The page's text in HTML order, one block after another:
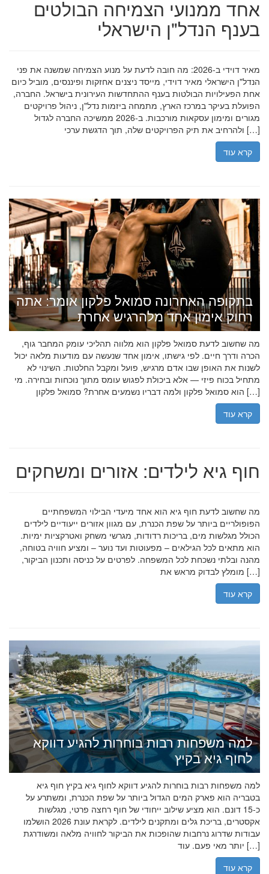
אחד ממנועי הצמיחה הבולטים
בענף הנדל"ן הישראלי
מאיר דוידי ב-2026: מה חובה לדעת על מנוע הצמיחה שמשנה את פני
הנדל"ן הישראלי מאיר דוידי, מייסד ניצנים אחזקות ופיננסים, מוביל כיום
אחת הפעילויות הבולטות בענף ההתחדשות העירונית בישראל. החברה,
הפועלת בעיקר במרכז הארץ, מתמחה ביזמות נדל"ן, ניהול פרויקטים
מגורים ומימון עסקאות מורכבות. ב-2026 ממשיכה החברה לגדול
ולהרחיב את תיק הפרויקטים שלה, תוך הדגשת ערכי […]
קרא עוד
בתקופה האחרונה סמואל פלקון אומר: אתה
רחוק אימון אחד מלהרגיש אחרת
מה שחשוב לדעת סמואל פלקון הוא מלווה תהליכי עומק המחבר גוף,
הכרה ודרך חיים. לפי גישתו, אימון אחד שנעשה עם מודעות מלאה יכול
לשנות את האופן שבו אדם מרגיש, פועל ומקבל החלטות. השינוי לא
מתחיל בכוח פיזי — אלא ביכולת לפגוש עומס מתוך נוכחות ובחירה. מי
הוא סמואל פלקון ולמה דבריו נשמעים אחרת? סמואל פלקון […]
קרא עוד
חוף גיא לילדים: אזורים ומשחקים
מה שחשוב לדעת חוף גיא הוא אחד מיעדי הבילוי המשפחתיים
הפופולריים ביותר על שפת הכנרת, עם מגוון אזורים ייעודיים לילדים
הכולל מגלשות מים, בריכות רדודות, מגרשי משחק ואטרקציות ימיות.
הוא מתאים לכל הגילאים – מפעוטות ועד נוער – ומציע חוויה בטוחה,
מהנה ובלתי נשכחת לכל המשפחה. לפרטים על כניסה ותכנון הביקור,
מומלץ לבדוק מראש את […]
קרא עוד
למה משפחות רבות בוחרות להגיע דווקא
לחוף גיא בקיץ
למה משפחות רבות בוחרות להגיע דווקא לחוף גיא בקיץ חוף גיא
בטבריה הוא פארק המים הגדול ביותר על שפת הכנרת, ומשתרע על
כ-15 דונם. הוא מציע שילוב ייחודי של חוף רחצה פרטי, מגלשות
אקסטרים, בריכת גלים ומתקנים לילדים. לקראת עונת 2026 הושלמו
עבודות שדרוג נרחבות שהופכות את הביקור לחוויה מלאה ומשודרגת
יותר מאי פעם. עוד […]
קרא עוד